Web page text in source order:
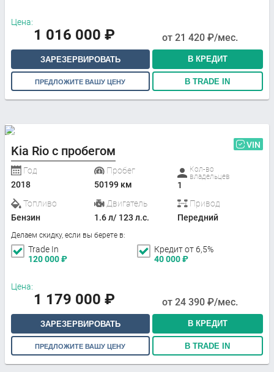
Цена:
1 016 000 ₽ от 21 420 ₽/мес.
ЗАРЕЗЕРВИРОВАТЬ В КРЕДИТ
ПРЕДЛОЖИТЕ ВАШУ ЦЕНУ В TRADE IN
Kia Rio с пробегом VIN
Год
2018
Пробег
50199 км
Кол-во
владельцев
1
Топливо
Бензин
Двигатель
1.6 л/ 123 л.с.
Привод
Передний
Делаем скидку, если вы берете в:
Trade In
120 000₽
Кредит от 6,5%
40 000₽
Цена:
1 179 000 ₽ от 24 390 ₽/мес.
ЗАРЕЗЕРВИРОВАТЬ В КРЕДИТ
ПРЕДЛОЖИТЕ ВАШУ ЦЕНУ В TRADE IN